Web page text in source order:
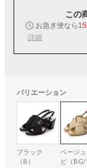
この
お急ぎ便なら
詳細
バリエーション
ブラック
（B）
ベージ
ビ（BG/